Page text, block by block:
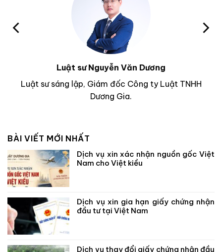
Luật sư Nguyễn Văn Dương
Luật sư sáng lập, Giám đốc Công ty Luật TNHH
Dương Gia.
BÀI VIẾT MỚI NHẤT
Dịch vụ xin xác nhận nguồn gốc Việt
Nam cho Việt kiều
Dịch vụ xin gia hạn giấy chứng nhận
đầu tư tại Việt Nam
Dịch vụ thay đổi giấy chứng nhận đầu